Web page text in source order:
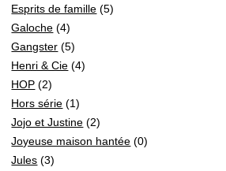
Esprits de famille (5)
Galoche (4)
Gangster (5)
Henri & Cie (4)
HOP (2)
Hors série (1)
Jojo et Justine (2)
Joyeuse maison hantée (0)
Jules (3)